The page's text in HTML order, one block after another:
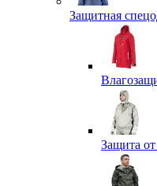
Защитная
Защита